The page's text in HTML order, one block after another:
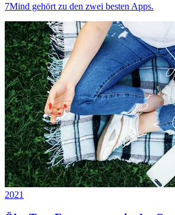
7Mind gehört zu den zwei besten Apps.
2021